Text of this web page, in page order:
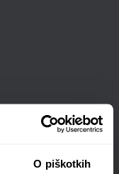
O piškotkih